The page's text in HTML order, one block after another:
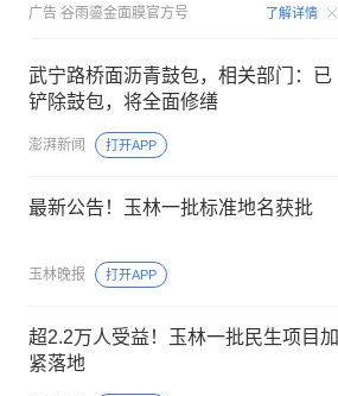
广告 谷雨鎏金面膜官方号 了解详情
武宁路桥面沥青鼓包，相关部门：已
铲除鼓包，将全面修缮
澎湃新闻 打开APP
最新公告！玉林一批标准地名获批
玉林晚报 打开APP
超2.2万人受益！玉林一批民生项目加
紧落地